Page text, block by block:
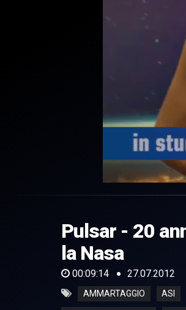
of
14
secondsVolume
Pulsar - 20
la Nasa
00:09:14 27.07.2012
AMMARTAGGIO ASI